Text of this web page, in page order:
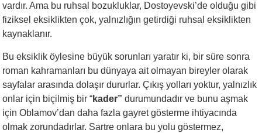
vardır. Ama bu ruhsal bozukluklar, Dostoyevski’de olduğu gibi
fiziksel eksiklikten çok, yalnızlığın getirdiği ruhsal eksiklikten
kaynaklanır.
Bu eksiklik öylesine büyük sorunları yaratır ki, bir süre sonra
roman kahramanları bu dünyaya ait olmayan bireyler olarak
sayfalar arasında dolaşır dururlar. Çıkış yolları yoktur, yalnızlık
onlar için biçilmiş bir “kader”durumundadır ve bunu aşmak
için Oblamov’dan daha fazla gayret gösterme ihtiyacında
olmak zorundadırlar. Sartre onlara bu yolu göstermez,